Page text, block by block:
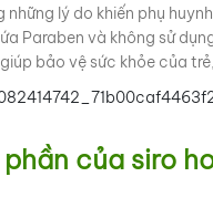
những lý do khiến phụ
Paraben và không sử
bảo vệ sức khỏe của
phần của siro